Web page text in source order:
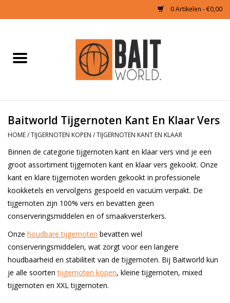
0 Artikelen - €0,00
Boilies & Additieven
Hookbaits
Pellets
Range
Cadeaubon
Baitworld Tijgernoten Kant En Klaar Vers
HOME/TIJGERNOTEN KOPEN /TIJGERNOTEN KANT EN KLAAR
Binnen de categorie tijgernoten kant en klaar vers vind je een
groot assortiment tijgernoten kant en klaar vers gekookt. Onze
kant en klare tijgernoten worden gekookt in professionele
kookketels en vervolgens gespoeld en vacuüm verpakt. De
tijgernoten zijn 100% vers en bevatten geen
conserveringsmiddelen en of smaakversterkers.
Onze houdbare tijgernoten bevatten wel
conserveringsmiddelen, wat zorgt voor een langere
houdbaarheid en stabiliteit van de tijgernoten. Bij Baitworld kun
je alle soortentijgernoten kopen, kleine tijgernoten, mixed
tijgernoten en XXL tijgernoten.